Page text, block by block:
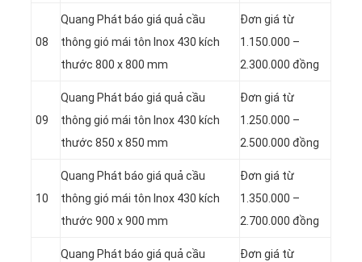
08
Quang Phát báo giá quả cầu
thông gió mái tôn Inox 430 kích
thước 800 x 800 mm
Đơn giá từ
1.150.000 –
2.300.000 đồng
09
Quang Phát báo giá quả cầu
thông gió mái tôn Inox 430 kích
thước 850 x 850 mm
Đơn giá từ
1.250.000 –
2.500.000 đồng
10
Quang Phát báo giá quả cầu
thông gió mái tôn Inox 430 kích
thước 900 x 900 mm
Đơn giá từ
1.350.000 –
2.700.000 đồng
Quang Phát báo giá quả cầu
Đơn giá từ